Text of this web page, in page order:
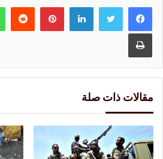
لينكدإنبينتيريست
طباعة
مقالات ذات صلة